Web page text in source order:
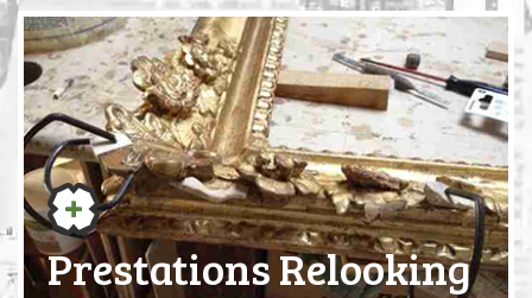
Prestations Relooking